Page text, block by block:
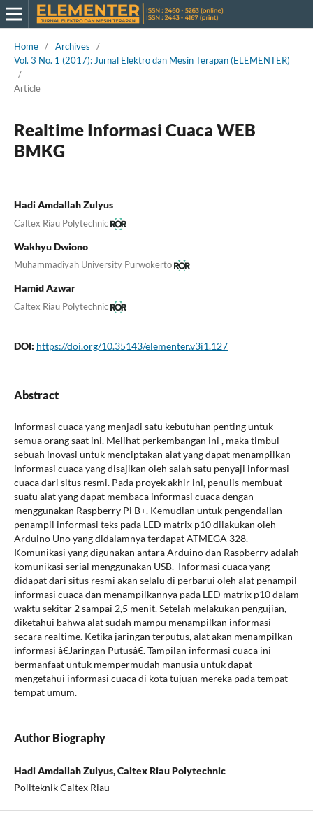
Home / Archives
/
Vol. 3 No. 1 (2017): Jurnal Elektro dan Mesin Terapan (ELEMENTER)
/
Article
Realtime Informasi Cuaca WEB
BMKG
Hadi Amdallah Zulyus
Caltex Riau Polytechnic
Wakhyu Dwiono
Muhammadiyah University Purwokerto
Hamid Azwar
Caltex Riau Polytechnic
DOI: https://doi.org/10.35143/elementer.v3i1.127
Abstract
Informasi cuaca yang menjadi satu kebutuhan penting untuk
semua orang saat ini. Melihat perkembangan ini , maka timbul
sebuah inovasi untuk menciptakan alat yang dapat menampilkan
informasi cuaca yang disajikan oleh salah satu penyaji informasi
cuaca dari situs resmi. Pada proyek akhir ini, penulis membuat
suatu alat yang dapat membaca informasi cuaca dengan
menggunakan Raspberry Pi B+. Kemudian untuk pengendalian
penampil informasi teks pada LED matrix p10 dilakukan oleh
Arduino Uno yang didalamnya terdapat ATMEGA 328.
Komunikasi yang digunakan antara Arduino dan Raspberry adalah
komunikasi serial menggunakan USB. Informasi cuaca yang
didapat dari situs resmi akan selalu di perbarui oleh alat penampil
informasi cuaca dan menampilkannya pada LED matrix p10 dalam
waktu sekitar 2 sampai 2,5 menit. Setelah melakukan pengujian,
diketahui bahwa alat sudah mampu menampilkan informasi
secara realtime. Ketika jaringan terputus, alat akan menampilkan
informasi â€Jaringan Putusâ€. Tampilan informasi cuaca ini
bermanfaat untuk mempermudah manusia untuk dapat
mengetahui informasi cuaca di kota tujuan mereka pada tempat-
tempat umum.
Author Biography
Hadi Amdallah Zulyus, Caltex Riau Polytechnic
Politeknik Caltex Riau